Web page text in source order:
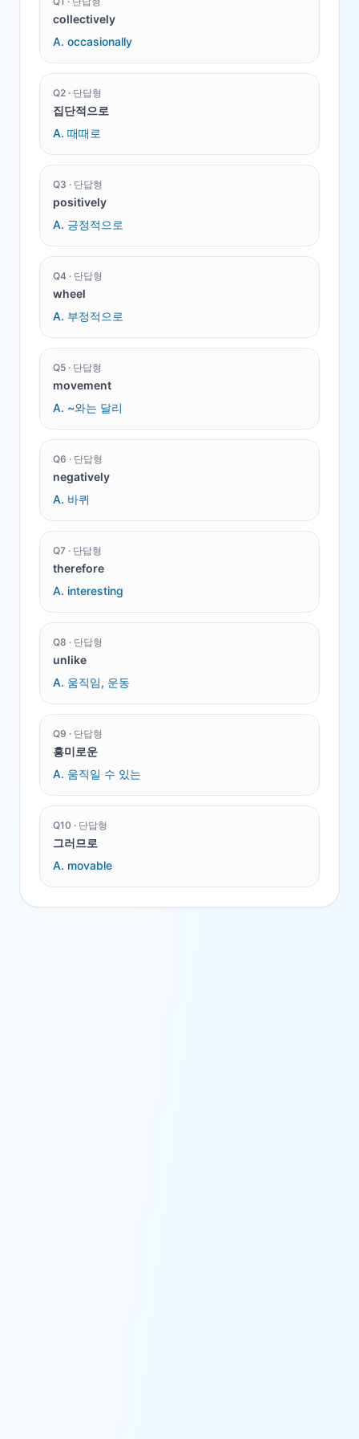
collectively
A. occasionally
Q2 · 단답형
집단적으로
A. 때때로
Q3 · 단답형
positively
A. 긍정적으로
Q4 · 단답형
wheel
A. 부정적으로
Q5 · 단답형
movement
A. ~와는 달리
Q6 · 단답형
negatively
A. 바퀴
Q7 · 단답형
therefore
A. interesting
Q8 · 단답형
unlike
A. 움직임, 운동
Q9 · 단답형
흥미로운
A. 움직일 수 있는
Q10 · 단답형
그러므로
A. movable